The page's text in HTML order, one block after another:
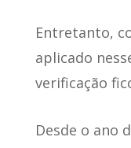
Entretanto,
aplicado
verificação
Desde o ano